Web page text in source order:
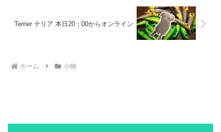
Terrier テリア 本日20：00からオンライン
ホーム 小物